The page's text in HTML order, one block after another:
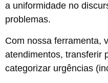
a uniformidade no
problemas.
Com nossa ferramenta,
atendimentos, transferir
categorizar urgências